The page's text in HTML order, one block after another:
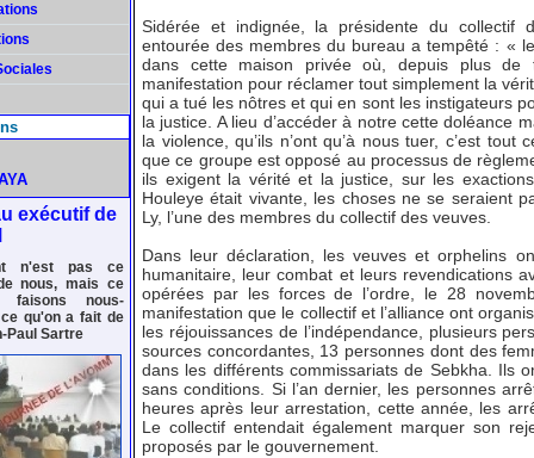
exécutif de
n'est pas ce
nous, mais ce
faisons nous-
qu'on a fait de
Paul Sartre
Sidérée et indignée, la présidente du collectif
entourée des membres du bureau a tempêté : «
dans cette maison privée où, depuis plus de
manifestation pour réclamer tout simplement la
qui a tué les nôtres et qui en sont les instigateurs
la justice. A lieu d’accéder à notre cette doléance
la violence, qu’ils n’ont qu’à nous tuer, c’est
que ce groupe est opposé au processus de
ils exigent la vérité et la justice, sur les
Houleye était vivante, les choses ne se seraient
Ly, l’une des membres du collectif des veuves.
Dans leur déclaration, les veuves et orphelins
humanitaire, leur combat et leurs revendications
opérées par les forces de l’ordre, le 28
manifestation que le collectif et l’alliance ont
les réjouissances de l’indépendance, plusieurs
sources concordantes, 13 personnes dont des
dans les différents commissariats de Sebkha. Ils
sans conditions. Si l’an dernier, les personnes
heures après leur arrestation, cette année, les
Le collectif entendait également marquer son
proposés par le gouvernement.